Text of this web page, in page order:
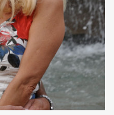
2024 a La
a Fontenay-sous-
noire (Paris) :
II" le 18 novembre
de MARLON